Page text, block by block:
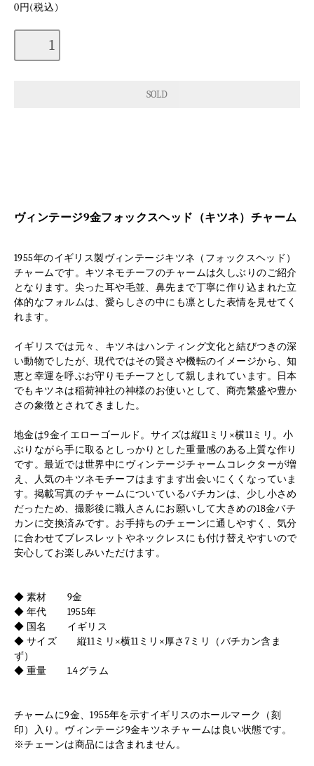
0円(税込)
ヴィンテージ9金フォックスヘッド（キツネ）チャーム
1955年のイギリス製ヴィンテージキツネ（フォックスヘッド）
チャームです。キツネモチーフのチャームは久しぶりのご紹介
となります。尖った耳や毛並、鼻先まで丁寧に作り込まれた立
体的なフォルムは、愛らしさの中にも凛とした表情を見せてく
れます。
イギリスでは元々、キツネはハンティング文化と結びつきの深
い動物でしたが、現代ではその賢さや機転のイメージから、知
恵と幸運を呼ぶお守りモチーフとして親しまれています。日本
でもキツネは稲荷神社の神様のお使いとして、商売繁盛や豊か
さの象徴とされてきました。
地金は9金イエローゴールド。サイズは縦11ミリ×横11ミリ。小
ぶりながら手に取るとしっかりとした重量感のある上質な作り
です。最近では世界中にヴィンテージチャームコレクターが増
え、人気のキツネモチーフはますます出会いにくくなっていま
す。掲載写真のチャームについているバチカンは、少し小さめ
だったため、撮影後に職人さんにお願いして大きめの18金バチ
カンに交換済みです。お手持ちのチェーンに通しやすく、気分
に合わせてブレスレットやネックレスにも付け替えやすいので
安心してお楽しみいただけます。
◆ 素材 9金
◆ 年代 1955年
◆ 国名 イギリス
◆ サイズ 縦11ミリ×横11ミリ×厚さ7ミリ（バチカン含ま
ず）
◆ 重量 1.4グラム
チャームに9金、1955年を示すイギリスのホールマーク（刻
印）入り。ヴィンテージ9金キツネチャームは良い状態です。
※チェーンは商品には含まれません。